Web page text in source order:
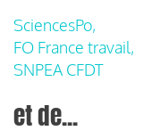
SciencesPo,
FO France travail,
SNPEA CFDT
et de...